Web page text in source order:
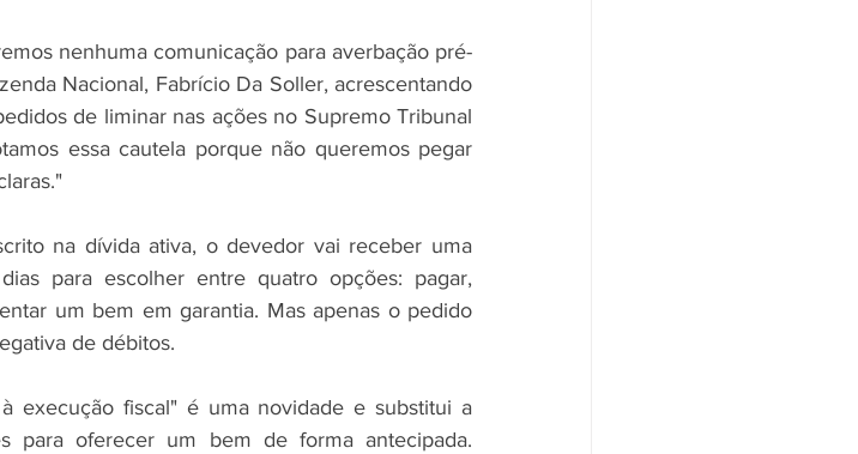
nenhuma comunicação para averbação pré-
Nacional, Fabrício Da Soller, acrescentando
de liminar nas ações no Supremo Tribunal
essa cautela porque não queremos pegar
na dívida ativa, o devedor vai receber uma
para escolher entre quatro opções: pagar,
um bem em garantia. Mas apenas o pedido
de débitos.
execução fiscal" é uma novidade e substitui a
para oferecer um bem de forma antecipada.